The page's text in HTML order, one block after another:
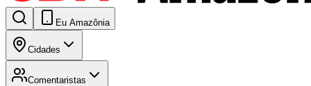
Eu Amazônia
Cidades
Comentaristas